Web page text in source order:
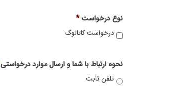
نوع درخواست *
درخواست کاتالوگ
نحوه ارتباط با شما و ارسال موارد درخواستی
تلفن ثابت